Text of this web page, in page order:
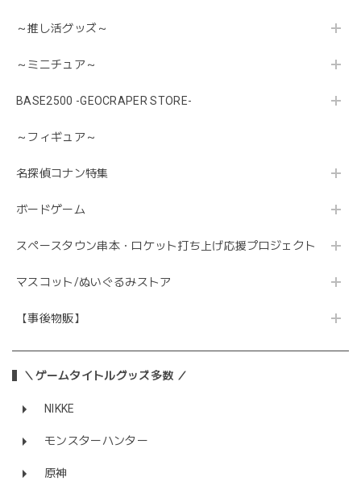
～推し活グッズ～
～ミニチュア～
BASE2500 -GEOCRAPER STORE-
～フィギュア～
名探偵コナン特集
ボードゲーム
スペースタウン串本・ロケット打ち上げ応援プロジェクト
マスコット/ぬいぐるみストア
【事後物販】
＼ゲームタイトルグッズ多数 ／
NIKKE
モンスターハンター
原神